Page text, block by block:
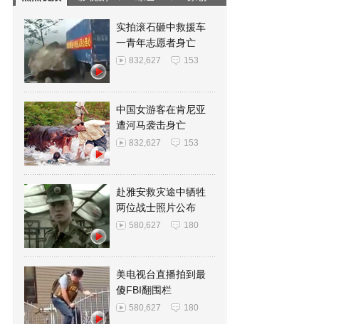
实拍滚石砸中救援车
一青年志愿者身亡
832,627 153
中国女游客在肯尼亚
遭河马袭击身亡
832,627 153
赴雅安救灾途中牺牲
两位战士照片公布
580,627 180
美电视台直播拍到最
傻FBI翻围栏
580,627 180